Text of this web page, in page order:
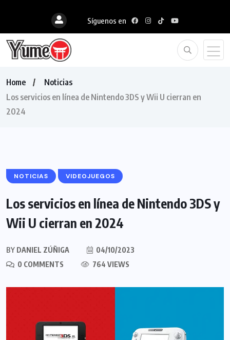
Síguenos en
Home
Noticias
Los servicios en línea de Nintendo 3DS y Wii U cierran en
2024
NOTICIAS VIDEOJUEGOS
Los servicios en línea de Nintendo 3DS y
Wii U cierran en 2024
BY DANIEL ZÚÑIGA
04/10/2023
0 COMMENTS
764 VIEWS